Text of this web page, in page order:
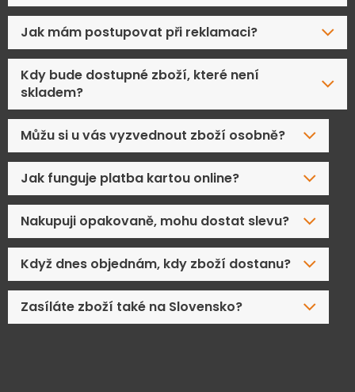
Jak mám postupovat při reklamaci?
Kdy bude dostupné zboží, které není
skladem?
Můžu si u vás vyzvednout zboží osobně?
Jak funguje platba kartou online?
Nakupuji opakovaně, mohu dostat slevu?
Když dnes objednám, kdy zboží dostanu?
Zasíláte zboží také na Slovensko?